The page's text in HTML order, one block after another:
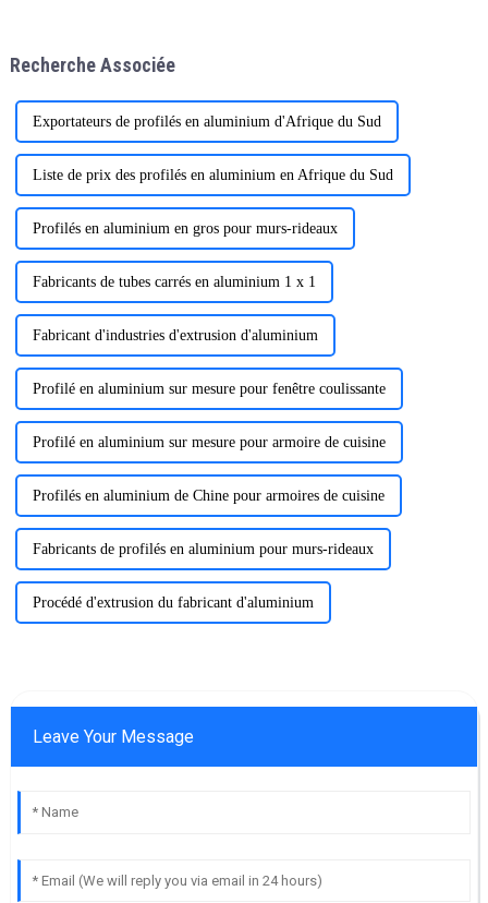
aluminium
Recherche Associée
Exportateurs de profilés en aluminium d'Afrique du Sud
Liste de prix des profilés en aluminium en Afrique du Sud
Profilés en aluminium en gros pour murs-rideaux
Fabricants de tubes carrés en aluminium 1 x 1
Fabricant d'industries d'extrusion d'aluminium
Profilé en aluminium sur mesure pour fenêtre coulissante
Profilé en aluminium sur mesure pour armoire de cuisine
Profilés en aluminium de Chine pour armoires de cuisine
Fabricants de profilés en aluminium pour murs-rideaux
Procédé d'extrusion du fabricant d'aluminium
Leave Your Message